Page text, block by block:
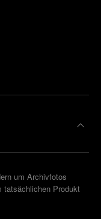
um Archivfotos
tatsächlichen Produkt